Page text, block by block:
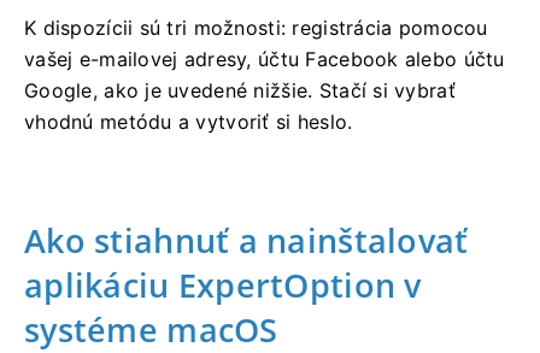
K dispozícii sú tri možnosti: registrácia pomocou
vašej e-mailovej adresy, účtu Facebook alebo účtu
Google, ako je uvedené nižšie. Stačí si vybrať
vhodnú metódu a vytvoriť si heslo.
Ako stiahnuť a nainštalovať
aplikáciu ExpertOption v
systéme macOS